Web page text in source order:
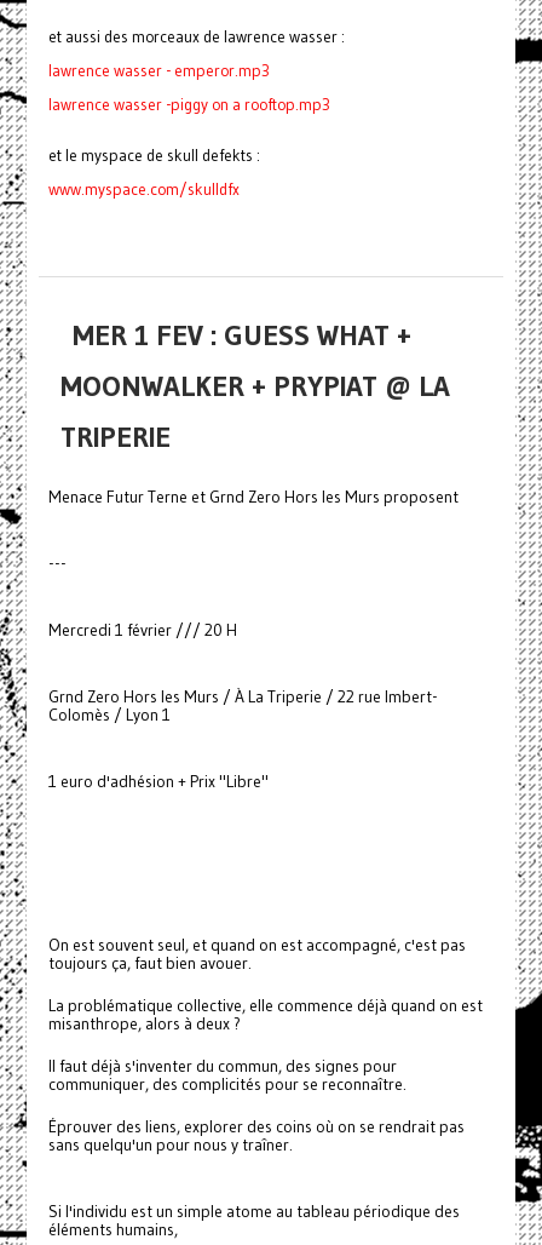
et aussi des morceaux de lawrence wasser :
lawrence wasser - emperor.mp3
lawrence wasser -piggy on a rooftop.mp3
et le myspace de skull defekts :
www.myspace.com/skulldfx
MER 1 FEV : GUESS WHAT +
MOONWALKER + PRYPIAT @ LA
TRIPERIE
Menace Futur Terne et Grnd Zero Hors les Murs proposent
---
Mercredi 1 février /// 20 H
Grnd Zero Hors les Murs / À La Triperie / 22 rue Imbert-
Colomès / Lyon 1
1 euro d'adhésion + Prix "Libre"
On est souvent seul, et quand on est accompagné, c'est pas
toujours ça, faut bien avouer.
La problématique collective, elle commence déjà quand on est
misanthrope, alors à deux ?
Il faut déjà s'inventer du commun, des signes pour
communiquer, des complicités pour se reconnaître.
Éprouver des liens, explorer des coins où on se rendrait pas
sans quelqu'un pour nous y traîner.
Si l'individu est un simple atome au tableau périodique des
éléments humains,